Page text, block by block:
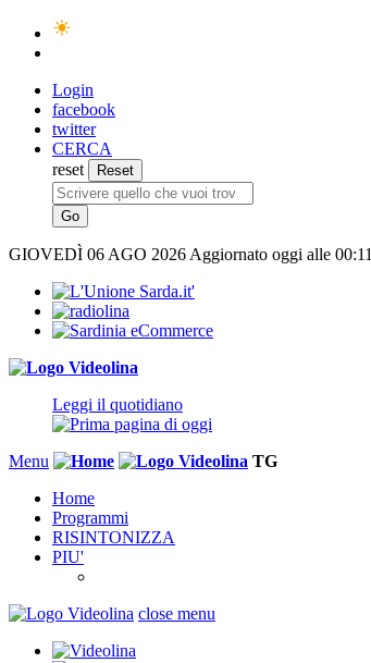
Login
facebook
twitter
CERCA
reset
GIOVEDÌ 06 AGO 2026 Aggiornato oggi alle 00:11
Leggi il quotidiano
Menu
TG
Home
Programmi
RISINTONIZZA
PIU'
close menu